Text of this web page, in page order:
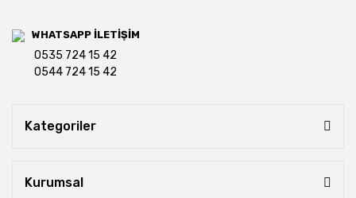
WHATSAPP İLETİŞİM
0535 724 15 42
0544 724 15 42
Kategoriler
Kurumsal